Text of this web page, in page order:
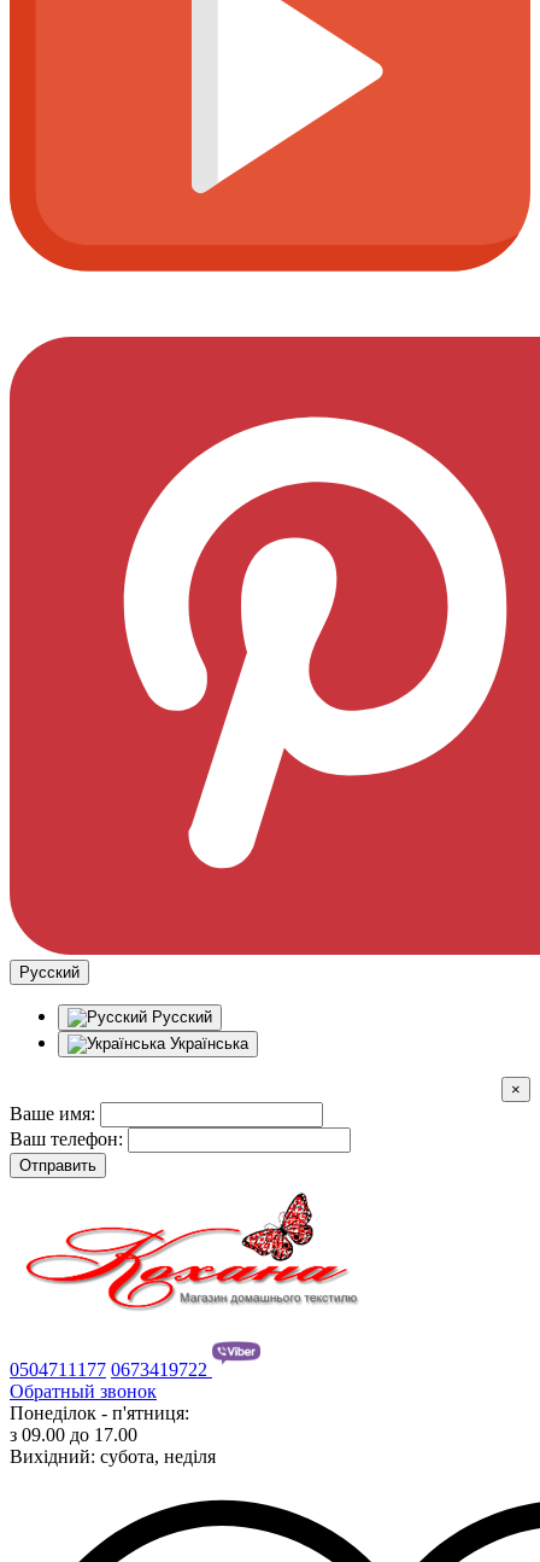
Русский
Русский
Українська
×
Ваше имя:
Ваш телефон:
Отправить
0504711177 0673419722
Обратный звонок
Понеділок - п'ятниця:
з 09.00 до 17.00
Вихідний: субота, неділя